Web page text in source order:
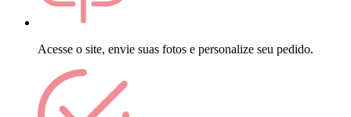
Acesse o site, envie suas fotos e personalize seu pedido.